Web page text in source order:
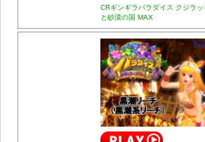
CRギンギラパラダイス クジラッ
と砂漠の国 MAX